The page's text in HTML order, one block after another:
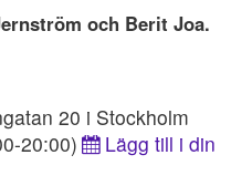
och Berit Joa.
20 i Stockholm
20:00)
Lägg till i din